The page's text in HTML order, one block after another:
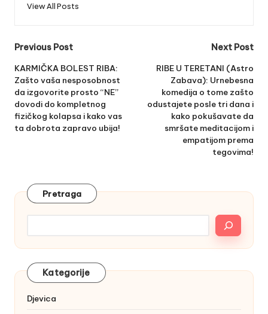
View All Posts
Post
navigation
Previous Post
KARMIČKA BOLEST RIBA:
Zašto vaša nesposobnost
da izgovorite prosto “NE”
dovodi do kompletnog
fizičkog kolapsa i kako vas
ta dobrota zapravo ubija!
Next Post
RIBE U TERETANI (Astro
Zabava): Urnebesna
komedija o tome zašto
odustajete posle tri dana i
kako pokušavate da
smršate meditacijom i
empatijom prema
tegovima!
Pretraga
Kategorije
Djevica